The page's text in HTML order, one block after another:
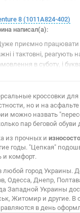
8 (1011A824-402)
написал(а):
приємно
і тактовні, реагують
в суботу, і
мені цей магазин
покупки. Дякую, що
клієнтів!
кроссовки
но и на
можно назвать
пар беговой
из прочных и
годы. "Цепкая"
и комфорт.
город Украины.
Одесса, Днепр,
Западной Украины
Житомир и другие.
в день